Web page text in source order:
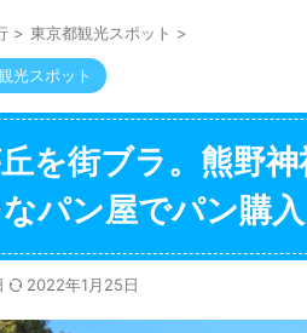
> 東京都観光スポット >
光スポット
を街ブラ。熊野
パン屋でパン購入
2022年1月25日